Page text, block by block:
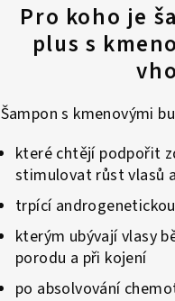
Pro koho je
plus s
Šampon s kmenovými
které chtějí podpořit
stimulovat růst vlasů
trpící
kterým ubývají vlasy
porodu a při kojení
po absolvování